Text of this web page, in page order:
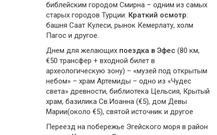
библейским городом Смирна – одним из самых
старых городов Турции. Краткий осмотр:
башня Саат Кулеси, рынок Кемерлату, холм
Пагос и другое.
Днем для желающих поездка в Эфес (80 км,
€50 трансфер + входной билет в
археологическую зону) – «музей под открытым
небом» – храм Артемиды – одно из «Чудес
света» древности, библиотека Цельсия, Крытый
храм, базилика Св.Иоанна (€5), дом Девы
Марии(около €5), святой источник и другое
Переезд на побережье Эгейского моря в район